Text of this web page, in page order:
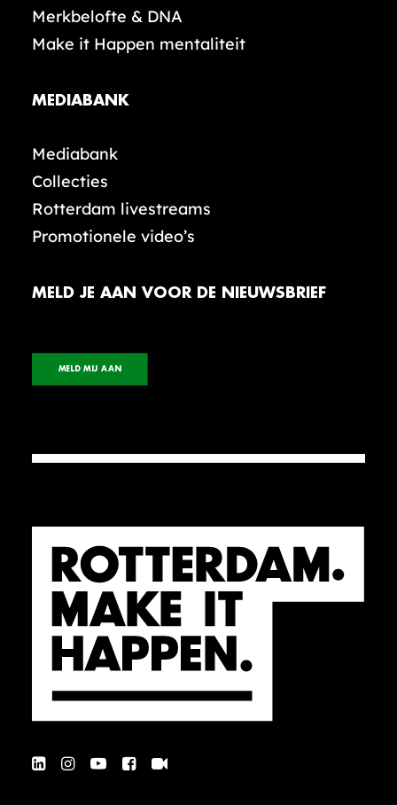
Merkbelofte & DNA
Make it Happen mentaliteit
MEDIABANK
Mediabank
Collecties
Rotterdam livestreams
Promotionele video’s
MELD JE AAN VOOR DE NIEUWSBRIEF
MELD MIJ AAN